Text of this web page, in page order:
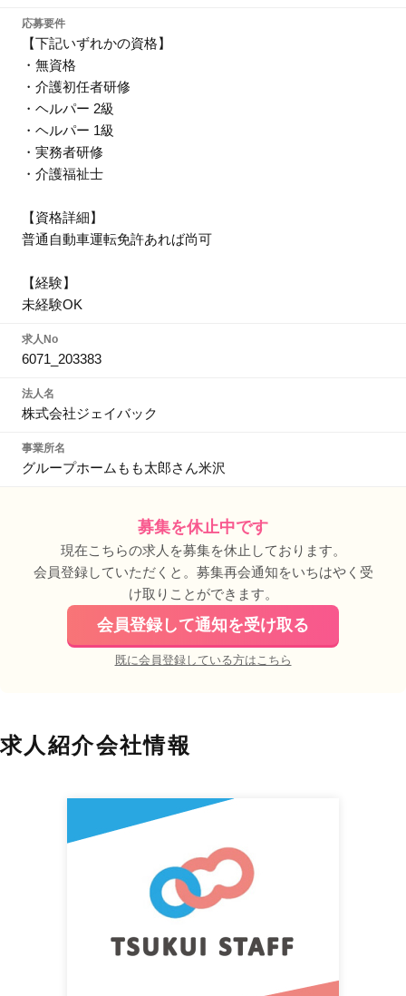
応募要件
【下記いずれかの資格】
・無資格
・介護初任者研修
・ヘルパー 2級
・ヘルパー 1級
・実務者研修
・介護福祉士
【資格詳細】
普通自動車運転免許あれば尚可
【経験】
未経験OK
求人No
6071_203383
法人名
株式会社ジェイバック
事業所名
グループホームもも太郎さん米沢
募集を休止中です
現在こちらの求人を募集を休止しております。
会員登録していただくと。募集再会通知をいちはやく受
け取りことができます。
会員登録して通知を受け取る
既に会員登録している方はこちら
求人紹介会社情報